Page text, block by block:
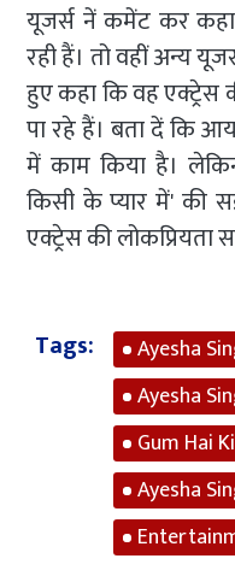
यूजर्स नें कमेंट कर कहा
रही हैं। तो वहीं अन्य
हुए कहा कि वह एक्ट्रेस
पा रहे हैं। बता दें कि
में काम किया है।
किसी के प्यार में' की
एक्ट्रेस की
Tags:
Ayesha
Ayesha
Gum Hai
Ayesha